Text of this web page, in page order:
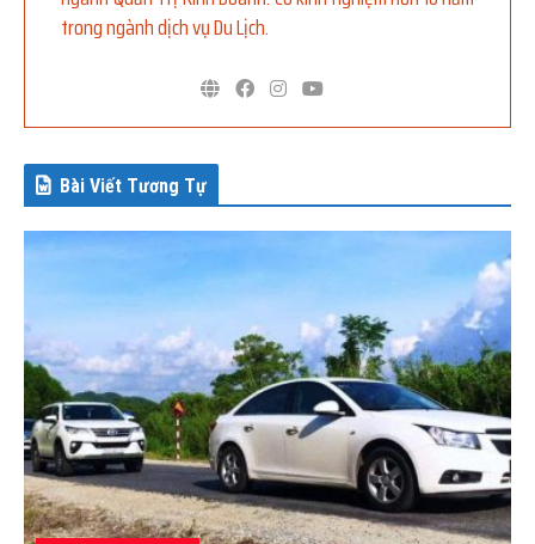
trong ngành dịch vụ Du Lịch.
Bài Viết Tương Tự